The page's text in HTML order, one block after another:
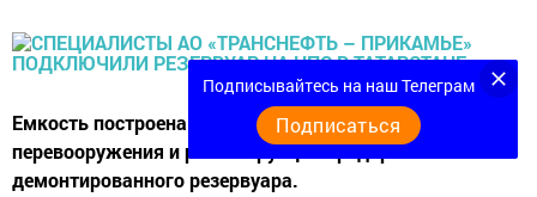
Емкость построена в рамках программы технического
перевооружения и реконструкции предприятия взамен
демонтированного резервуара.
Подписывайтесь на наш Телеграм
Подписаться